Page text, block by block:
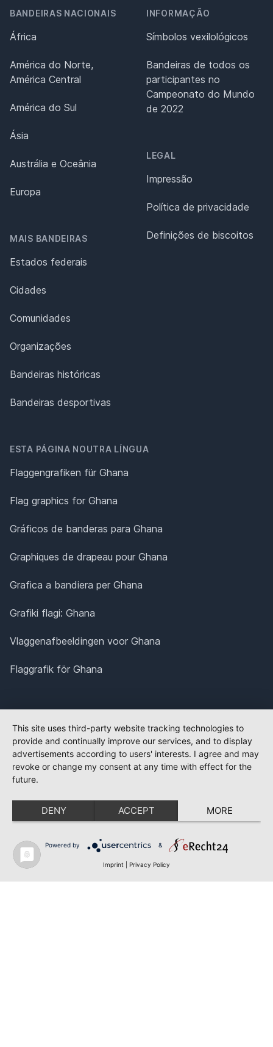
BANDEIRAS NACIONAIS
África
América do Norte,
América Central
América do Sul
Ásia
Austrália e Oceânia
Europa
MAIS BANDEIRAS
Estados federais
Cidades
Comunidades
Organizações
Bandeiras históricas
Bandeiras desportivas
INFORMAÇÃO
Símbolos vexilológicos
Bandeiras de todos os
participantes no
Campeonato do Mundo
de 2022
LEGAL
Impressão
Política de privacidade
Definições de biscoitos
ESTA PÁGINA NOUTRA LÍNGUA
Flaggengrafiken für Ghana
Flag graphics for Ghana
Gráficos de banderas para Ghana
Graphiques de drapeau pour Ghana
Grafica a bandiera per Ghana
Grafiki flagi: Ghana
Vlaggenafbeeldingen voor Ghana
Flaggrafik för Ghana
This site uses third-party website tracking technologies to
provide and continually improve our services, and to display
advertisements according to users' interests. I agree and may
revoke or change my consent at any time with effect for the
future.
DENY ACCEPT MORE
Powered by &
Imprint Privacy Policy